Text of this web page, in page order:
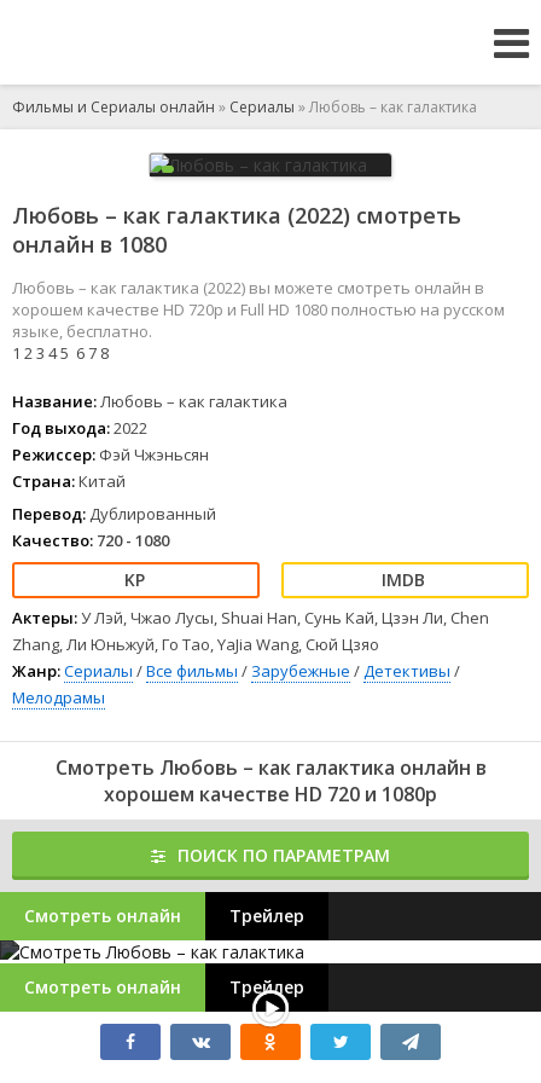
Фильмы и Сериалы онлайн » Сериалы » Любовь – как галактика
Любовь – как галактика (2022) смотреть
онлайн в 1080
Любовь – как галактика (2022) вы можете смотреть онлайн в
хорошем качестве HD 720p и Full HD 1080 полностью на русском
языке, бесплатно.
1 23 45 67 8
Название:Любовь – как галактика
Год выхода:2022
Режиссер: Фэй Чжэньсян
Страна:Китай
Перевод: Дублированный
Качество: 720 - 1080
Актеры:У Лэй, Чжао Лусы, Shuai Han, Сунь Кай, Цзэн Ли, Chen
Zhang, Ли Юньжуй, Го Тао, YaJia Wang, Сюй Цзяо
Жанр:Сериалы /Все фильмы / Зарубежные /Детективы /
Мелодрамы
Смотреть Любовь – как галактика онлайн в
хорошем качестве HD 720 и 1080p
ПОИСК ПО ПАРАМЕТРАМ
Смотреть онлайн Трейлер
Смотреть онлайн Трейлер